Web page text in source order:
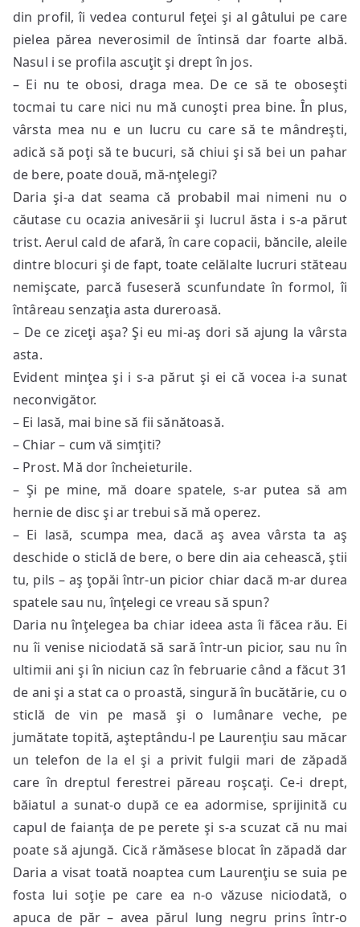
din profil, îi vedea conturul feţei şi al gâtului pe care
pielea părea neverosimil de întinsă dar foarte albă.
Nasul i se profila ascuţit şi drept în jos.
– Ei nu te obosi, draga mea. De ce să te oboseşti
tocmai tu care nici nu mă cunoşti prea bine. În plus,
vârsta mea nu e un lucru cu care să te mândreşti,
adică să poţi să te bucuri, să chiui şi să bei un pahar
de bere, poate două, mă-nţelegi?
Daria şi-a dat seama că probabil mai nimeni nu o
căutase cu ocazia anivesării şi lucrul ăsta i s-a părut
trist. Aerul cald de afară, în care copacii, băncile, aleile
dintre blocuri şi de fapt, toate celălalte lucruri stăteau
nemişcate, parcă fuseseră scunfundate în formol, îi
întâreau senzaţia asta dureroasă.
– De ce ziceţi aşa? Şi eu mi-aş dori să ajung la vârsta
asta.
Evident minţea şi i s-a părut şi ei că vocea i-a sunat
neconvigător.
– Ei lasă, mai bine să fii sănătoasă.
– Chiar – cum vă simţiti?
– Prost. Mă dor încheieturile.
– Şi pe mine, mă doare spatele, s-ar putea să am
hernie de disc şi ar trebui să mă operez.
– Ei lasă, scumpa mea, dacă aş avea vârsta ta aş
deschide o sticlă de bere, o bere din aia cehească, ştii
tu, pils – aş ţopăi într-un picior chiar dacă m-ar durea
spatele sau nu, înţelegi ce vreau să spun?
Daria nu înţelegea ba chiar ideea asta îi făcea rău. Ei
nu îi venise niciodată să sară într-un picior, sau nu în
ultimii ani şi în niciun caz în februarie când a făcut 31
de ani şi a stat ca o proastă, singură în bucătărie, cu o
sticlă de vin pe masă şi o lumânare veche, pe
jumătate topită, aşteptându-l pe Laurenţiu sau măcar
un telefon de la el şi a privit fulgii mari de zăpadă
care în dreptul ferestrei păreau roşcaţi. Ce-i drept,
băiatul a sunat-o după ce ea adormise, sprijinită cu
capul de faianţa de pe perete şi s-a scuzat că nu mai
poate să ajungă. Cică rămăsese blocat în zăpadă dar
Daria a visat toată noaptea cum Laurenţiu se suia pe
fosta lui soţie pe care ea n-o văzuse niciodată, o
apuca de păr – avea părul lung negru prins într-o